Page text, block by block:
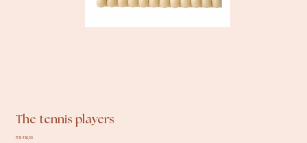
The tennis players
Preço
R$ 498,00